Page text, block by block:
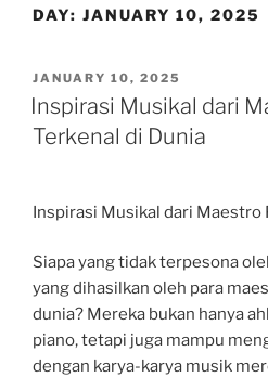
DAY: JANUARY 10, 2025
POSTED
ON
JANUARY 10, 2025
Inspirasi Musikal dari
Terkenal di Dunia
Inspirasi Musikal dari Maestro
Siapa yang tidak terpesona
yang dihasilkan oleh para
dunia? Mereka bukan hanya
piano, tetapi juga mampu
dengan karya-karya musik